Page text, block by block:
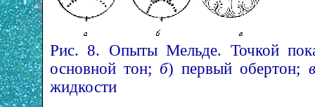
Рис. 8. Опыты Мельде. Точкой
основной тон; б) первый обертон; в
жидкости